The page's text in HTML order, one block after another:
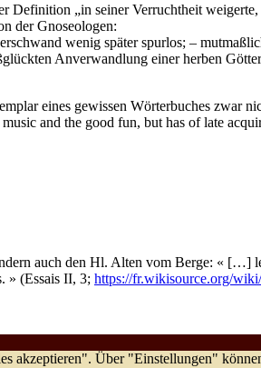
„in seiner Verruchtheit
der Gnoseologen:
wenig später spurlos; –
Anverwandlung einer herben
eines gewissen Wörterbuches zwar
and the good fun, but has of late
auch den Hl. Alten vom Berge: « […]
» (Essais II, 3; https://fr.wikisource.org/
akzeptieren". Über "Einstellungen"